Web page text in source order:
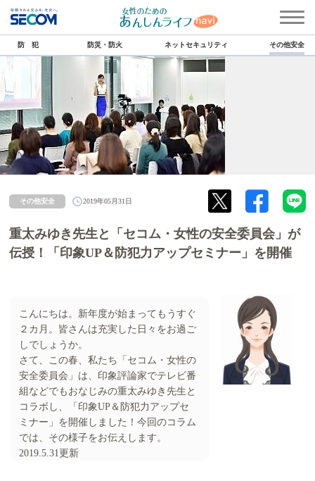
防 犯 防災・防火 ネットセキュリティ その他安全
その他安全 2019年05月31日
重太みゆき先生と「セコム・女性の安全委員会」が
伝授！「印象UP＆防犯力アップセミナー」を開催
こんにちは。新年度が始まってもうすぐ
２カ月。皆さんは充実した日々をお過ご
しでしょうか。
さて、この春、私たち「セコム・女性の
安全委員会」は、印象評論家でテレビ番
組などでもおなじみの重太みゆき先生と
コラボし、「印象UP＆防犯力アップセ
ミナー」を開催しました！今回のコラム
では、その様子をお伝えします。
2019.5.31更新